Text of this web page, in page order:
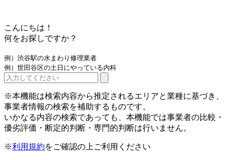
こんにちは！
何をお探しですか？
例）渋谷駅の水まわり修理業者
例）世田谷区の土日にやっている内科
※本機能は検索内容から推定されるエリアと業種に基づき、
事業者情報の検索を補助するものです。
いかなる内容の検索であっても、本機能では事業者の比較・
優劣評価・断定的判断・専門的判断は行いません。
※利用規約をご確認の上ご利用ください